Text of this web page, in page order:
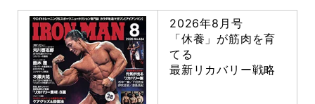
2026年8月号
「休養」が筋肉を育
てる
最新リカバリー戦略